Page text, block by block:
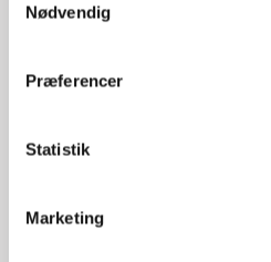
Nødvendig
Præferencer
Statistik
Marketing
Bliv graduate eller elev i
offentlige? Så bliv en del af et
garanterer en stejl læringskurve,
Læs mere om Statens Its